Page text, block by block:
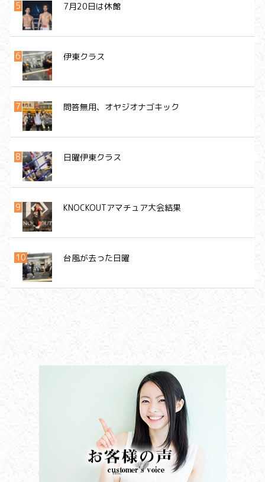
7月20日は休館
伊東クラス
問答無用、オヤジオナゴキック
日曜伊東クラス
KNOCKOUTアマチュア大会結果
台風が去った日曜